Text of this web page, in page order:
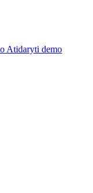
Atidaryti demo